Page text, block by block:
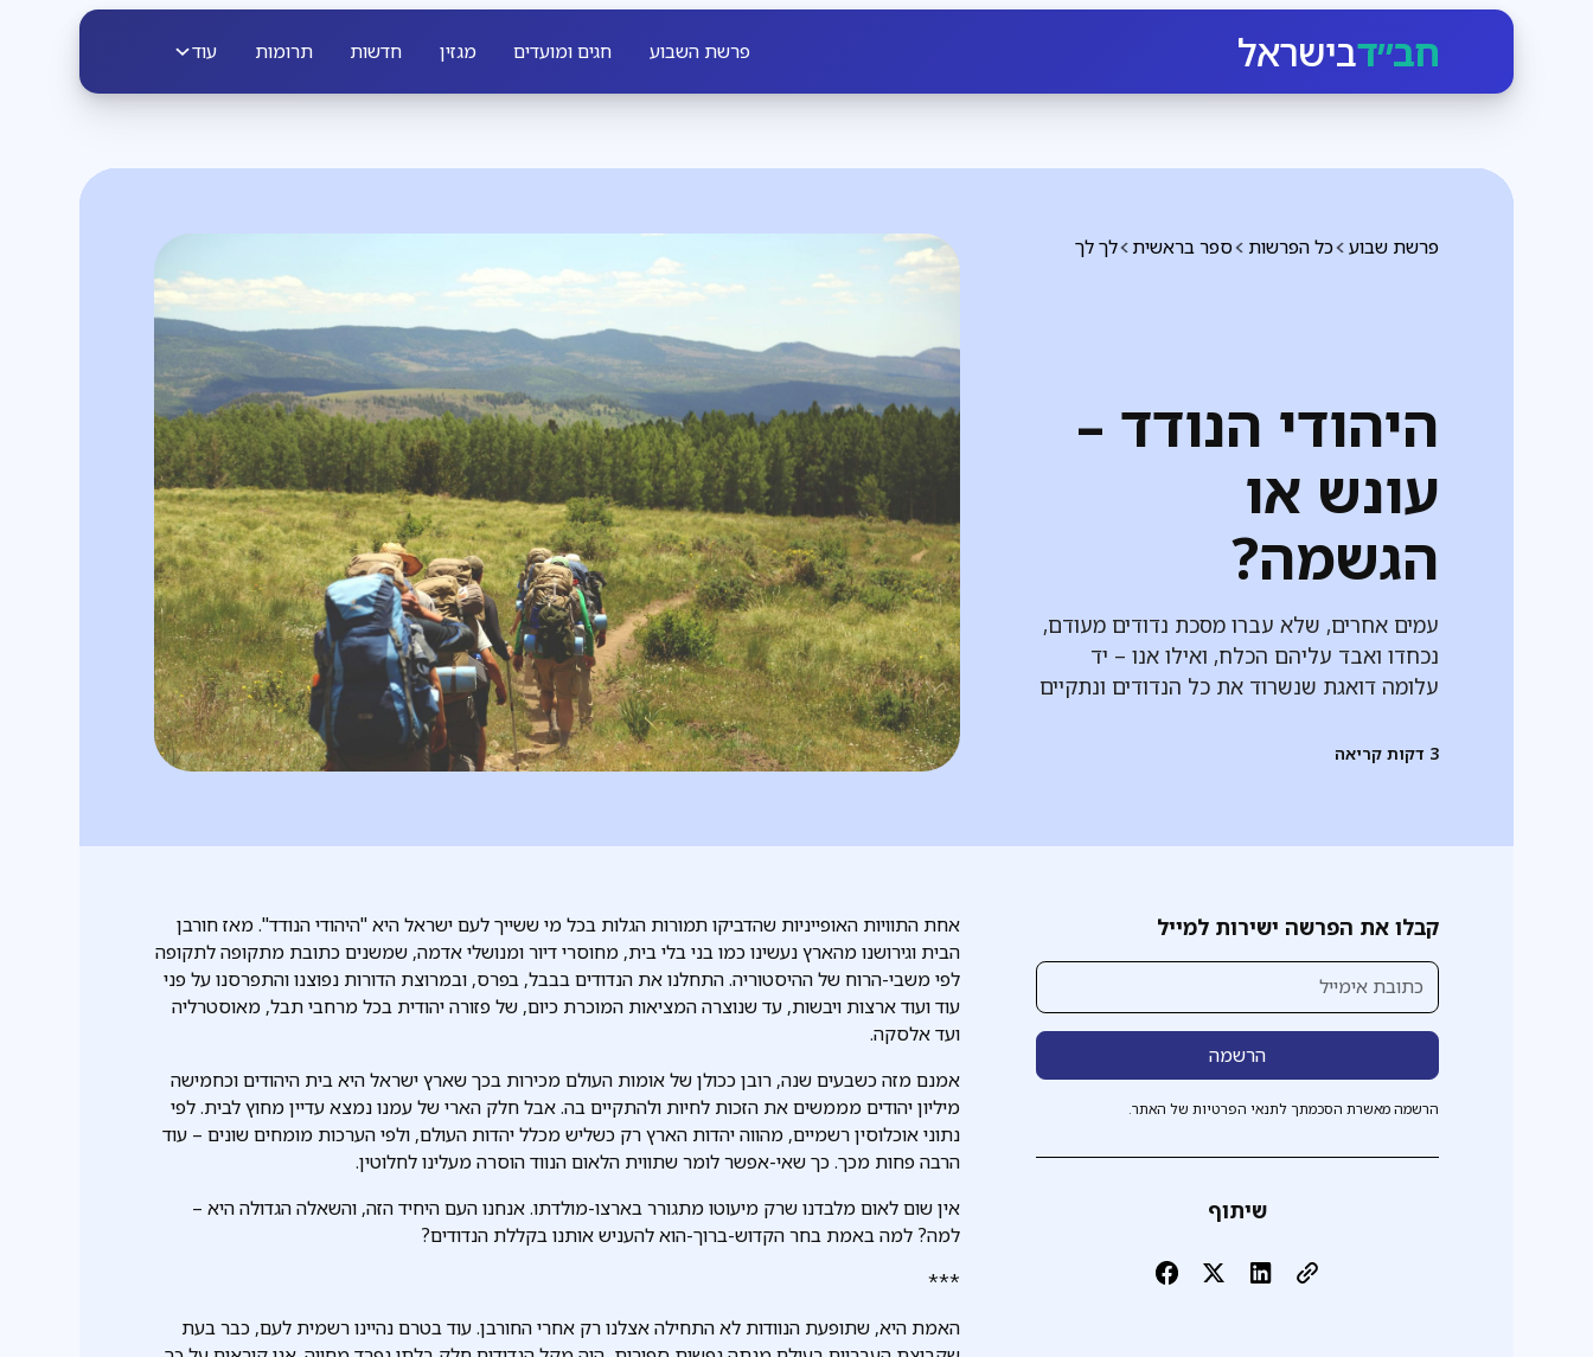
חב״דבישראל פרשת השבוע חגים ומועדים מגזין חדשות תרומות עוד
לך לך ספר בראשית כל הפרשות פרשת שבוע
היהודי הנודד –
עונש או
הגשמה?
עמים אחרים, שלא עברו מסכת נדודים מעודם,
נכחדו ואבד עליהם הכלח, ואילו אנו – יד
עלומה דואגת שנשרוד את כל הנדודים ונתקיים
3 דקות קריאה
קבלו את הפרשה ישירות למייל
הרשמה מאשרת הסכמתך לתנאי הפרטיות של האתר.
שיתוף
אחת התוויות האופייניות שהדביקו תמורות הגלות בכל מי ששייך לעם ישראל היא "היהודי הנודד". מאז חורבן
הבית וגירושנו מהארץ נעשינו כמו בני בלי בית, מחוסרי דיור ומנושלי אדמה, שמשנים כתובת מתקופה לתקופה
לפי משבי-הרוח של ההיסטוריה. התחלנו את הנדודים בבבל, בפרס, ובמרוצת הדורות נפוצנו והתפרסנו על פני
עוד ועוד ארצות ויבשות, עד שנוצרה המציאות המוכרת כיום, של פזורה יהודית בכל מרחבי תבל, מאוסטרליה
ועד אלסקה.
אמנם מזה כשבעים שנה, רובן ככולן של אומות העולם מכירות בכך שארץ ישראל היא בית היהודים וכחמישה
מיליון יהודים מממשים את הזכות לחיות ולהתקיים בה. אבל חלק הארי של עמנו נמצא עדיין מחוץ לבית. לפי
נתוני אוכלוסין רשמיים, מהווה יהדות הארץ רק כשליש מכלל יהדות העולם, ולפי הערכות מומחים שונים – עוד
הרבה פחות מכך. כך שאי-אפשר לומר שתווית הלאום הנווד הוסרה מעלינו לחלוטין.
אין שום לאום מלבדנו שרק מיעוטו מתגורר בארצו-מולדתו. אנחנו העם היחיד הזה, והשאלה הגדולה היא –
למה? למה באמת בחר הקדוש-ברוך-הוא להעניש אותנו בקללת הנדודים?
***
האמת היא, שתופעת הנוודות לא התחילה אצלנו רק אחרי החורבן. עוד בטרם נהיינו רשמית לעם, כבר בעת